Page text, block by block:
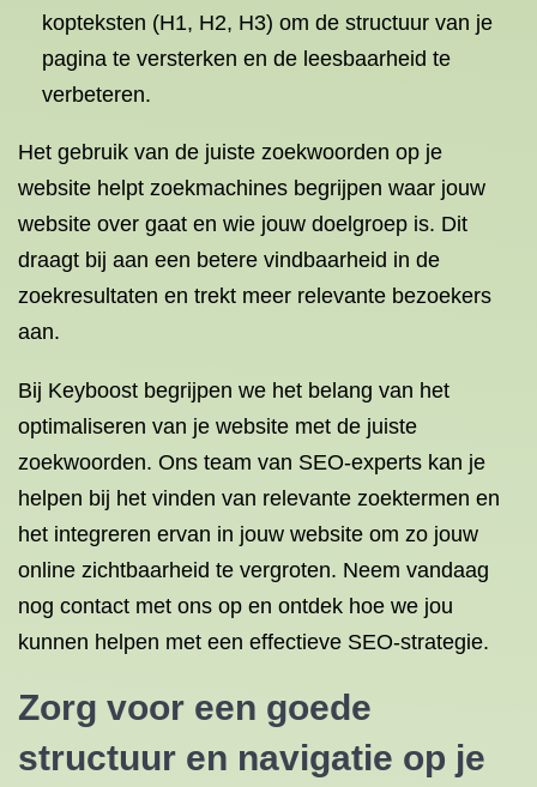
kopteksten (H1, H2, H3) om de structuur van je
pagina te versterken en de leesbaarheid te
verbeteren.
Het gebruik van de juiste zoekwoorden op je
website helpt zoekmachines begrijpen waar jouw
website over gaat en wie jouw doelgroep is. Dit
draagt bij aan een betere vindbaarheid in de
zoekresultaten en trekt meer relevante bezoekers
aan.
Bij Keyboost begrijpen we het belang van het
optimaliseren van je website met de juiste
zoekwoorden. Ons team van SEO-experts kan je
helpen bij het vinden van relevante zoektermen en
het integreren ervan in jouw website om zo jouw
online zichtbaarheid te vergroten. Neem vandaag
nog contact met ons op en ontdek hoe we jou
kunnen helpen met een effectieve SEO-strategie.
Zorg voor een goede
structuur en navigatie op je